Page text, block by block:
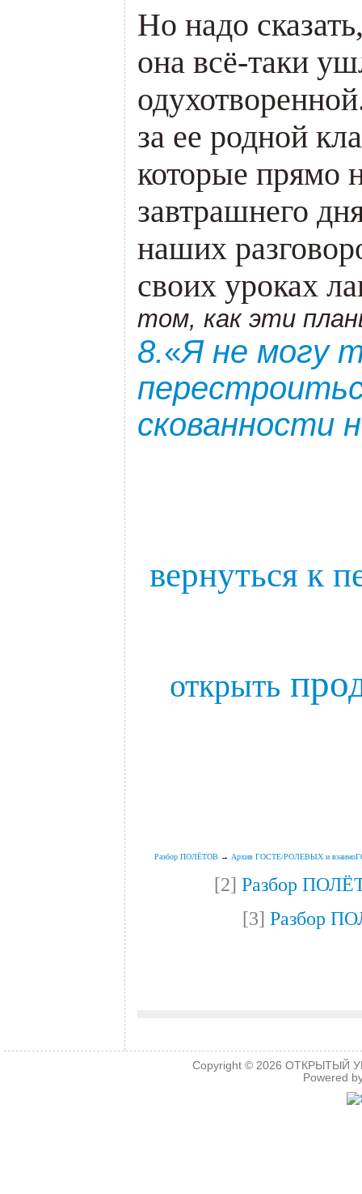
Но надо
она всё-таки
за ее родной
которые прямо
завтрашнего
наших
своих уроках
том, как эти
8.«Я не могу
скованности
вернуться к
открыть
Разбор ПОЛЁТОВ →Архив ГОСТЕ/РОЛЕВЫХ и
[2]Разбор
[3] Разбор
Copyright © 2026ОТКРЫТЫЙ
Powered